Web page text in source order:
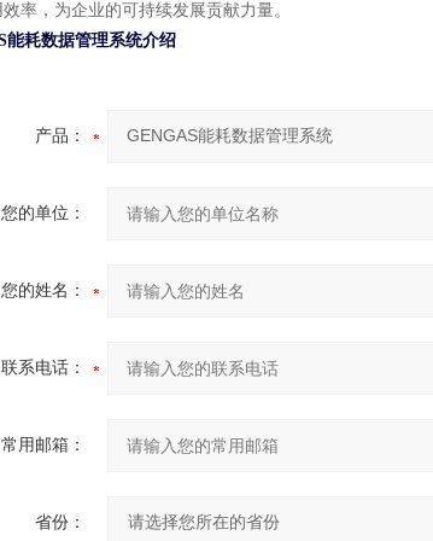
率，为企业的可持续发展贡献力量。
能耗数据管理系统介绍
产品：
您的单位：
您的姓名：
联系电话：
常用邮箱：
省份：